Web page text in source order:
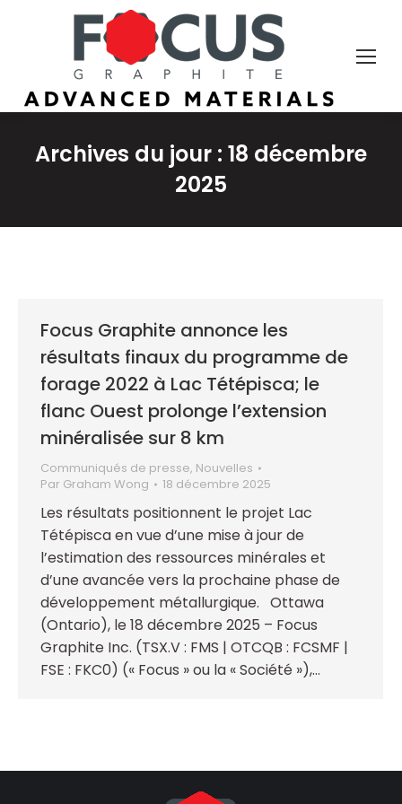
Archives du jour : 18 décembre
2025
Focus Graphite annonce les
résultats finaux du programme de
forage 2022 à Lac Tétépisca; le
flanc Ouest prolonge l’extension
minéralisée sur 8 km
Communiqués de presse, Nouvelles
Par Graham Wong 18 décembre 2025
Les résultats positionnent le projet Lac
Tétépisca en vue d’une mise à jour de
l’estimation des ressources minérales et
d’une avancée vers la prochaine phase de
développement métallurgique. Ottawa
(Ontario), le 18 décembre 2025 – Focus
Graphite Inc. (TSX.V : FMS | OTCQB : FCSMF |
FSE : FKC0) (« Focus » ou la « Société »),…